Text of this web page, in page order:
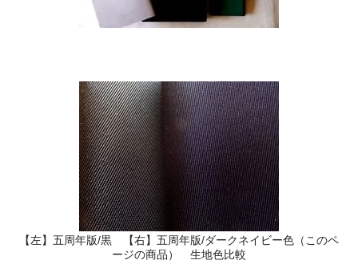
【左】五周年版/黒 【右】五周年版/ダークネイビー色（このペ
ージの商品） 生地色比較